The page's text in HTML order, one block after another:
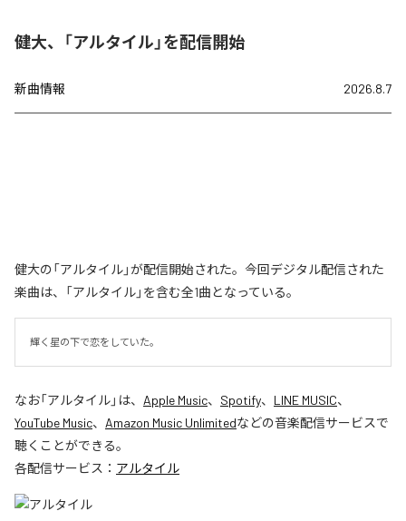
健大、「アルタイル」を配信開始
新曲情報 2026.8.7
健大の「アルタイル」が配信開始された。今回デジタル配信された
楽曲は、「アルタイル」を含む全1曲となっている。
輝く星の下で恋をしていた。
なお「アルタイル」は、 Apple Music、 Spotify、 LINE MUSIC、
YouTube Music、 Amazon Music Unlimitedなどの音楽配信サービスで
聴くことができる。
各配信サービス： アルタイル